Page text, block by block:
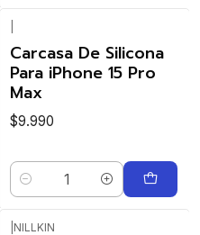
Carcasa De Silicona
Para iPhone 15 Pro
Max
$9.990
Cantidad
NILLKIN